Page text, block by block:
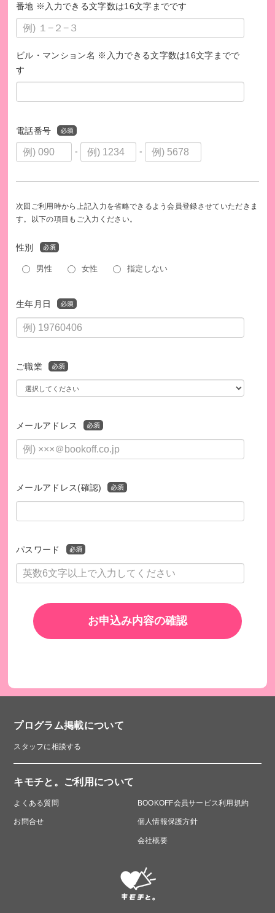
番地 ※入力できる文字数は16文字までです
ビル・マンション名 ※入力できる文字数は16文字までで
す
電話番号
- -
次回ご利用時から上記入力を省略できるよう会員登録させていただきま
す。以下の項目もご入力ください。
性別
男性 女性 指定しない
生年月日
ご職業
メールアドレス
メールアドレス(確認)
パスワード
お申込み内容の確認
プログラム掲載について
スタッフに相談する
キモチと。ご利用について
よくある質問
お問合せ
BOOKOFF会員サービス利用規約
個人情報保護方針
会社概要